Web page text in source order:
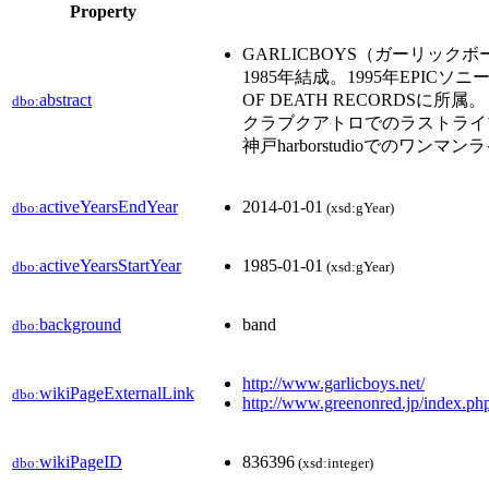
Property
dbo:abstract
GARLICBOYS（ガーリックボ
1985年結成。1995年EPICソニ
OF DEATH RECORDSに所属
クラブクアトロでのラストラ
神戸harborstudioでのワンマン
dbo:activeYearsEndYear 2014-01-01 (xsd:gYear)
dbo:activeYearsStartYear 1985-01-01 (xsd:gYear)
dbo:background band
dbo:wikiPageExternalLink
http://www.garlicboys.net/
http://www.greenonred.jp/
dbo:wikiPageID 836396 (xsd:integer)